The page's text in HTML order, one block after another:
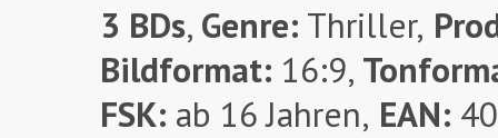
3 BDs, Genre: Thriller,
Bildformat: 16:9,
FSK: ab 16 Jahren, EAN: